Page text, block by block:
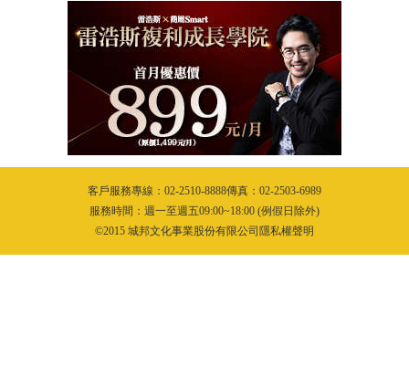
客戶服務專線：02-2510-8888傳真：02-2503-6989
服務時間：週一至週五09:00~18:00 (例假日除外)
©2015 城邦文化事業股份有限公司隱私權聲明